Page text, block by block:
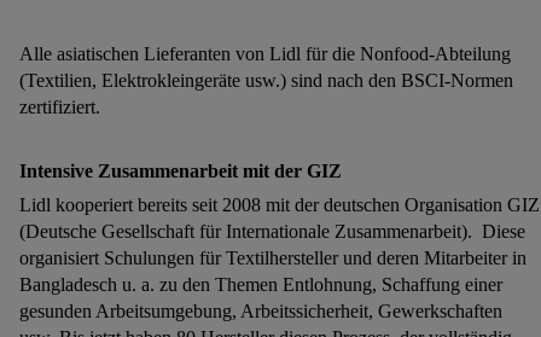
Alle asiatischen Lieferanten von Lidl für die Nonfood-Abteilung
(Textilien, Elektrokleingeräte usw.) sind nach den BSCI-Normen
zertifiziert.
Intensive Zusammenarbeit mit der GIZ
Lidl kooperiert bereits seit 2008 mit der deutschen Organisation GIZ
(Deutsche Gesellschaft für Internationale Zusammenarbeit). Diese
organisiert Schulungen für Textilhersteller und deren Mitarbeiter in
Bangladesch u. a. zu den Themen Entlohnung, Schaffung einer
gesunden Arbeitsumgebung, Arbeitssicherheit, Gewerkschaften